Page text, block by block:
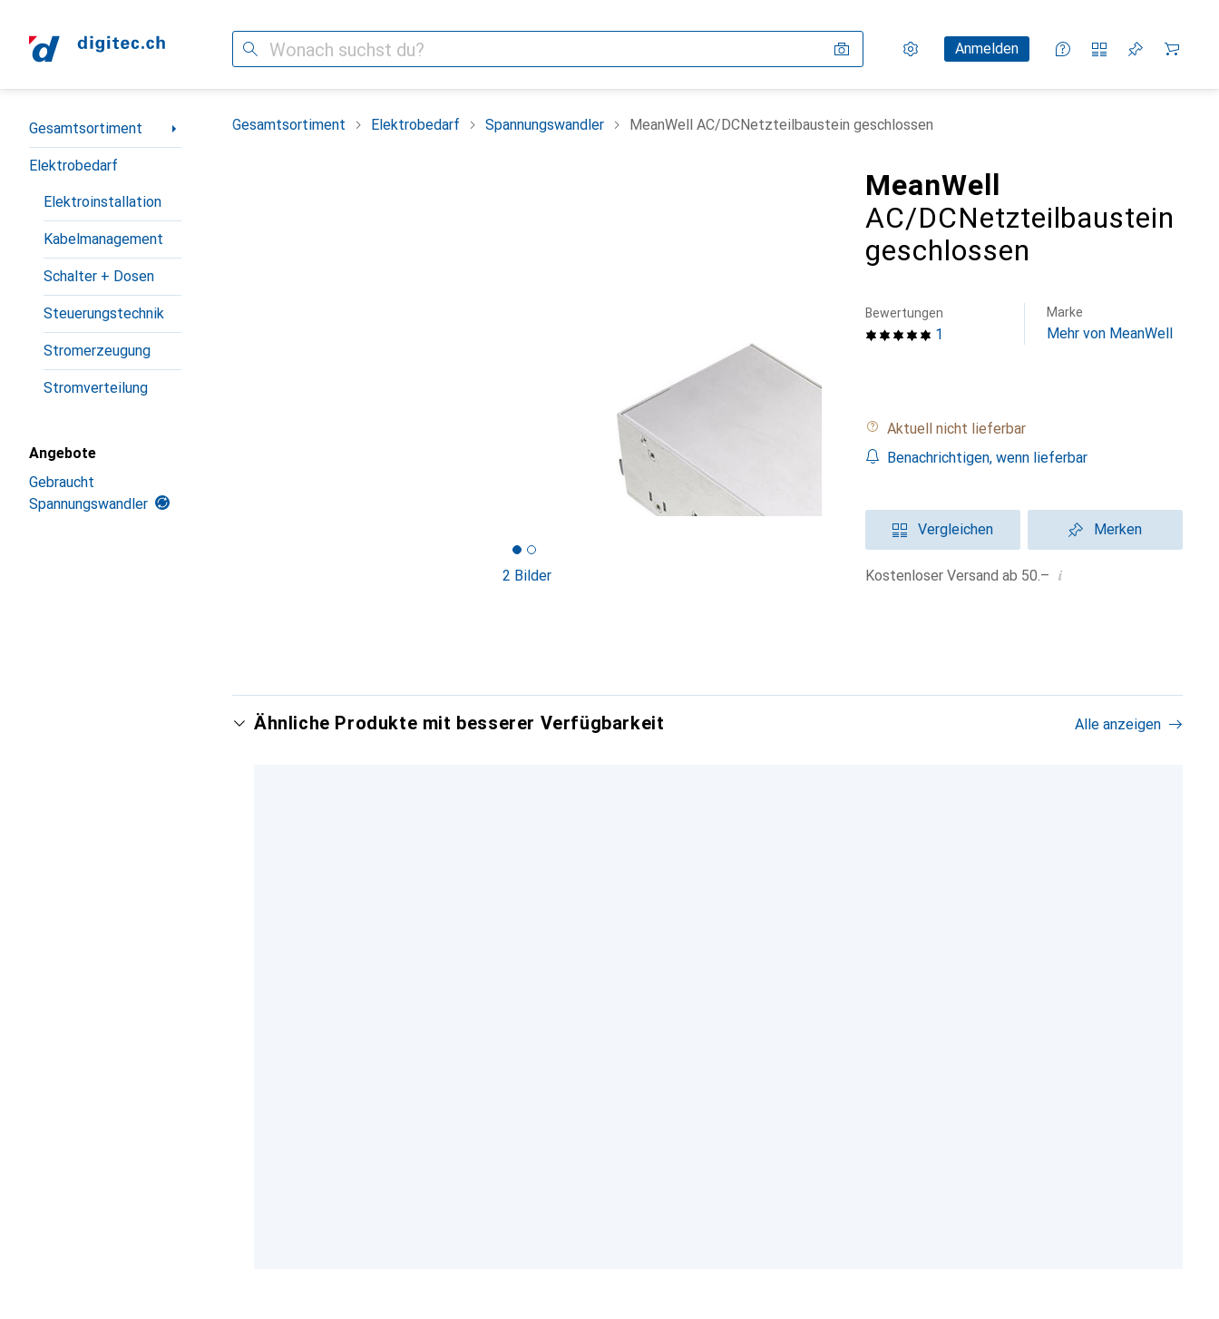
Suche Einstellungen
KundenkontoAnmelden
Vergleichslisten
Merklisten
Warenkorb
Navigation nach Kategorien
Gesamtsortiment
Elektrobedarf
Elektroinstallation
Kabelmanagement
Schalter + Dosen
Steuerungstechnik
Stromerzeugung
Stromverteilung
Angebote
Gebraucht
Spannungswandler
Gesamtsortiment Elektrobedarf Spannungswandler MeanWell AC/DCNetzteilbaustein geschlossen
2 Bilder
MeanWell
AC/DCNetzteilbaustein
geschlossen
1
Bewertungen Marke
Mehr von MeanWell
Aktuell nicht lieferbar
Benachrichtigen, wenn lieferbar
Vergleichen Merken
Kostenloser Versand ab 50.– i
Ähnliche Produkte mit besserer Verfügbarkeit Alle anzeigen